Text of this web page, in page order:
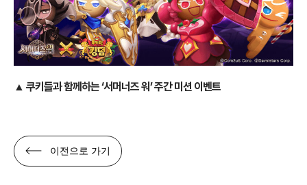
▲ 쿠키들과 함께하는 ‘서머너즈 워’ 주간 미션 이벤트
이전으로 가기